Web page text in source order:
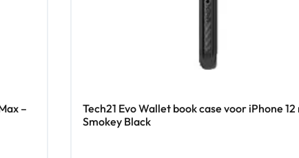
–
Tech21 Evo Wallet book case voor iPhone 12
Smokey Black